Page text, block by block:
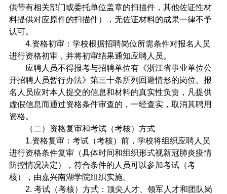
供带有相关部门或委托单位盖章的扫描件，其他佐证性材
料提供对应原件的扫描件），无佐证材料的成果一律不予
认可。
4.资格初审：学校根据招聘岗位所需条件对报名人员
进行资格初审，并将初审结果通知应聘人员。
应聘人员不得报考与招聘单位有《浙江省事业单位公
开招聘人员暂行办法》第三十条所列回避情形的岗位。报
名人员应对本人提交的信息和材料的真实性负责，凡提供
虚假信息而通过资格条件审查的，一经查实，取消其聘用
资格。
（二）资格复审和考试（考核）方式
1.资格复审：考试（考核）前，学校将组织应聘人员
进行资格条件复审（具体时间和组织形式视新冠肺炎疫情
防控情况决定），符合条件的人员可以参加考试（考
核），由嘉兴南湖学院组织实施。
2. 考试（考核）方式：顶尖人才、领军人才和团队岗